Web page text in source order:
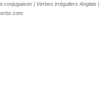
conjugaison| Verbes irréguliers Anglais |